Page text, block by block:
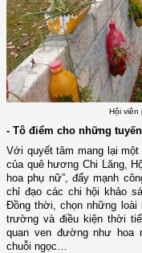
Hội viên
- Tô điểm cho những
Với quyết tâm mang lại
của quê hương Chi Lăng,
hoa phụ nữ”, đẩy mạnh
chỉ đạo các chi hội khảo
Đồng thời, chọn những
trường và điều kiện thời
quan ven đường như
chuỗi ngọc…